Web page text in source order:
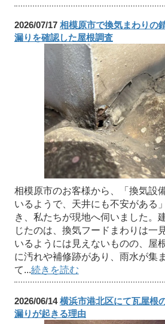
2026/07/17 相模原市で換気まわりの
漏りを確認した屋根調査
相模原市のお客様から、「換気設
いるようで、天井にも不安がある
き、私たちが現地へ伺いました。
じたのは、換気フードまわりは一
いるようには見えないものの、屋
に汚れや補修跡があり、雨水が集
て...続きを読む
2026/06/14横浜市港北区にて瓦屋根
漏りが起きる理由